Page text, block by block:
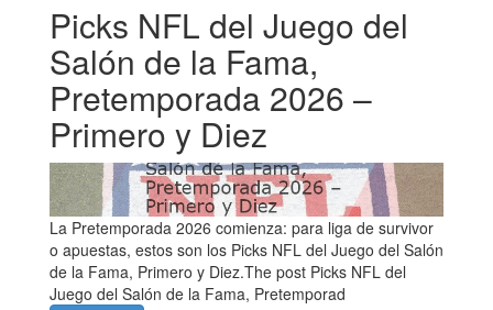
Picks NFL del Juego del
Salón de la Fama,
Pretemporada 2026 –
Primero y Diez
La Pretemporada 2026 comienza: para liga de survivor
o apuestas, estos son los Picks NFL del Juego del Salón
de la Fama, Primero y Diez.The post Picks NFL del
Juego del Salón de la Fama, Pretemporad